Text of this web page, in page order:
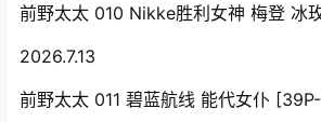
前野太太 010 Nikke胜利女神 梅登 冰
2026.7.13
前野太太 011 碧蓝航线 能代女仆